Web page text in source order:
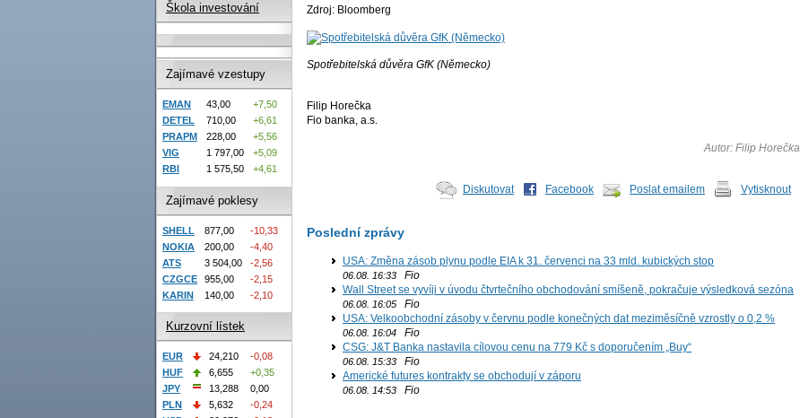
Zdroj: Bloomberg
Spotřebitelská důvěra GfK (Německo)
Filip Horečka
Fio banka, a.s.
Autor: Filip Horečka
Diskutovat Facebook Poslat emailem Vytisknout
Poslední zprávy
USA: Změna zásob plynu podle EIA k 31. červenci na 33 mld. kubických stop
06.08. 16:33 Fio
Wall Street se vyvíji v úvodu čtvrtečního obchodování smíšeně, pokračuje výsledková sezóna
06.08. 16:05 Fio
USA: Velkoobchodní zásoby v červnu podle konečných dat meziměsíčně vzrostly o 0,2 %
06.08. 16:04 Fio
CSG: J&T Banka nastavila cílovou cenu na 779 Kč s doporučením „Buy“
06.08. 15:33 Fio
Americké futures kontrakty se obchodují v záporu
06.08. 14:53 Fio
Škola investování
Zajímavé vzestupy
EMAN 43,00
+7,50
DETEL
710,00
+6,61
PRAPM
228,00
+5,56
VIG
1 797,00
+5,09
RBI
1 575,50 +4,61
Zajímavé poklesy
SHELL 877,00
-10,33
NOKIA
200,00
-4,40
ATS
3 504,00
-2,56
CZGCE
955,00
-2,15
KARIN
140,00 -2,10
Kurzovní lístek
EUR 24,210
-0,08
HUF
6,655
+0,35
JPY
13,288
0,00
PLN
5,632
-0,24